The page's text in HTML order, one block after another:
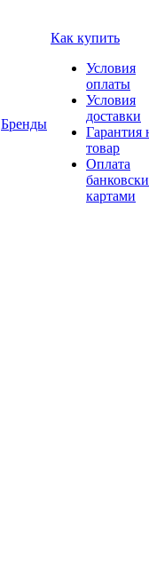
Бренды
Как купить
Условия
оплаты
Условия
доставки
Гарантия
товар
Оплата
картами